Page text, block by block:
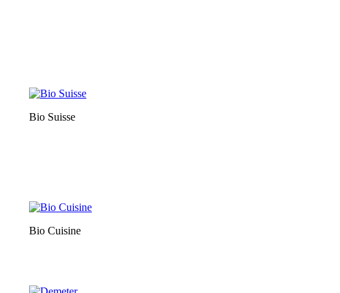
Bio Suisse
Bio Cuisine